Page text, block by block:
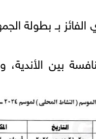
الفائز بـ
بين الأندية،